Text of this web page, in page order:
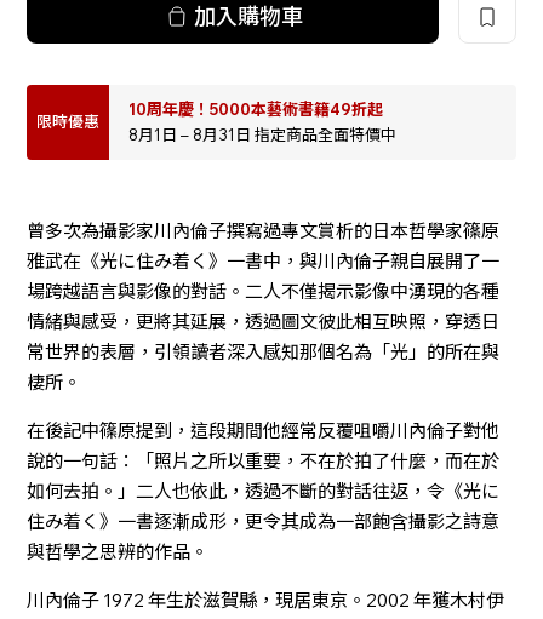
加入購物車
限時優惠
10周年慶！5000本藝術書籍49折起
8月1日 – 8月31日 指定商品全面特價中
曾多次為攝影家川內倫子撰寫過專文賞析的日本哲學家篠原
雅武在《光に住み着く》一書中，與川內倫子親自展開了一
場跨越語言與影像的對話。二人不僅揭示影像中湧現的各種
情緒與感受，更將其延展，透過圖文彼此相互映照，穿透日
常世界的表層，引領讀者深入感知那個名為「光」的所在與
棲所。
在後記中篠原提到，這段期間他經常反覆咀嚼川內倫子對他
說的一句話：「照片之所以重要，不在於拍了什麼，而在於
如何去拍。」二人也依此，透過不斷的對話往返，令《光に
住み着く》一書逐漸成形，更令其成為一部飽含攝影之詩意
與哲學之思辨的作品。
川內倫子 1972 年生於滋賀縣，現居東京。2002 年獲木村伊